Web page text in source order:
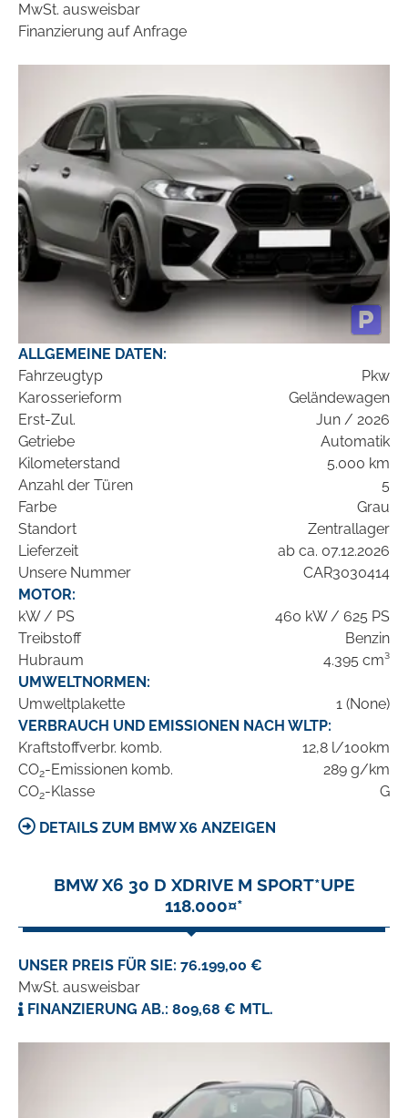
MwSt. ausweisbar
Finanzierung auf Anfrage
ALLGEMEINE DATEN:
Fahrzeugtyp
Pkw
Karosserieform
Geländewagen
Erst-Zul.
Jun / 2026
Getriebe
Automatik
Kilometerstand
5.000 km
Anzahl der Türen
5
Farbe
Grau
Standort
Zentrallager
Lieferzeit
ab ca. 07.12.2026
Unsere Nummer
CAR3030414
MOTOR:
kW / PS
460 kW / 625 PS
Treibstoff
Benzin
Hubraum
4.395 cm³
UMWELTNORMEN:
Umweltplakette
1 (None)
VERBRAUCH UND EMISSIONEN NACH WLTP:
Kraftstoffverbr. komb.
12,8 l/100km
CO2-Emissionen komb.
289 g/km
CO2-Klasse G
DETAILS ZUM BMW X6 ANZEIGEN
BMW X6 30 D XDRIVE M SPORT*UPE
118.000¤*
UNSER PREIS FÜR SIE: 76.199,00 €
MwSt. ausweisbar
FINANZIERUNG AB.: 809,68 € MTL.